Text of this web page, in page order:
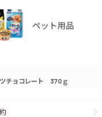
チョコレート 370ｇ